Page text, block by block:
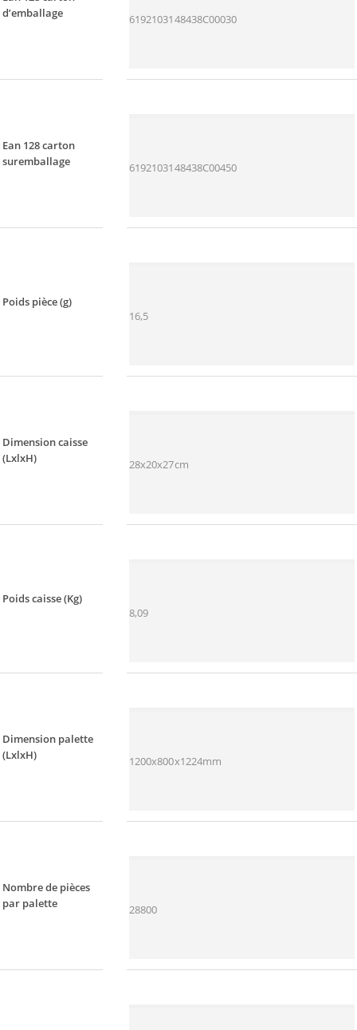
d’emballage
6192103148438C00030
Ean 128 carton
suremballage
6192103148438C00450
Poids pièce (g)
16,5
Dimension caisse
(LxlxH)
28x20x27cm
Poids caisse (Kg)
8,09
Dimension palette
(LxlxH)
1200x800x1224mm
Nombre de pièces
par palette
28800